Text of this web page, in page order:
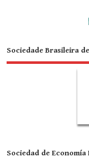
Sociedade Brasileira
Sociedad de